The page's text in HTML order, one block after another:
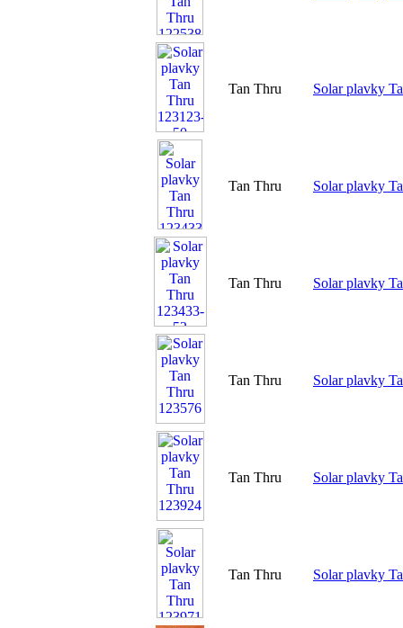
Tan Thru Solar plavky
Tan Thru Solar plavky
Tan Thru Solar plavky
Tan Thru Solar plavky
Tan Thru Solar plavky
Tan Thru Solar plavky